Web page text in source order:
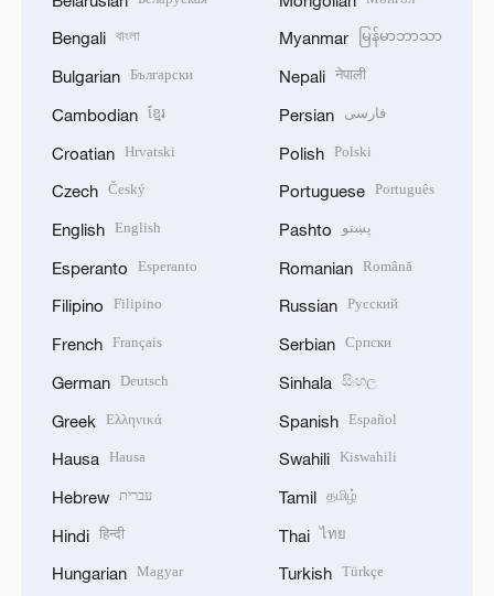
Bengali বাংলা
Bulgarian Български
Cambodian ខ្មែរ
Croatian Hrvatski
Czech Český
English English
Esperanto Esperanto
Filipino Filipino
French Français
German Deutsch
Greek Ελληνικά
Hausa Hausa
Hebrew עברית
Hindi हिन्दी
Hungarian Magyar
Myanmar မြန်မာဘာသာ
Nepali नेपाली
Persian فارسی
Polish Polski
Portuguese Português
Pashto پښتو
Romanian Română
Russian Русский
Serbian Српски
Sinhala සිංහල
Spanish Español
Swahili Kiswahili
Tamil தமிழ்
Thai ไทย
Turkish Türkçe